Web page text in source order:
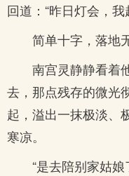
回道：“昨日灯会，
简单十字，落地
南宫灵静静看着
去，那点残存的微光
起，溢出一抹极淡、
寒凉。
“是去陪别家姑